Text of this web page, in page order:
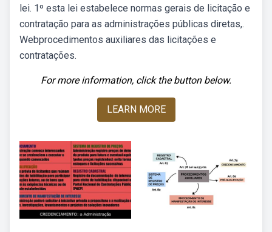
lei. 1º esta lei estabelece normas gerais de licitação e
contratação para as administrações públicas diretas,.
Webprocedimentos auxiliares das licitações e
contratações.
For more information, click the button below.
LEARN MORE